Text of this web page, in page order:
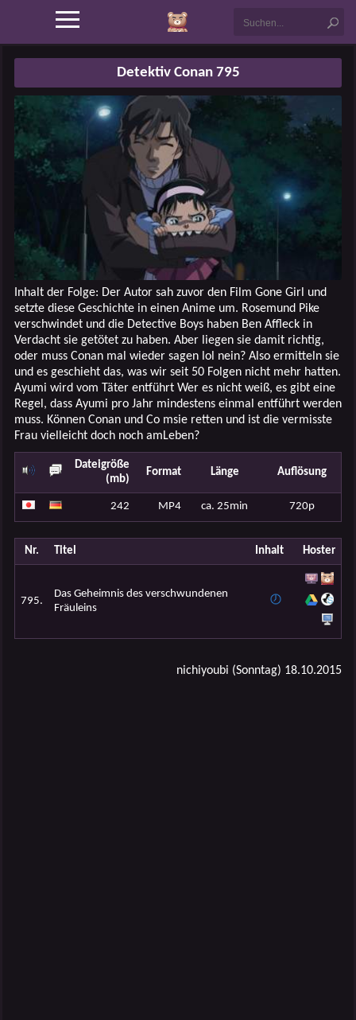
Detektiv Conan 795
Inhalt der Folge: Der Autor sah zuvor den Film Gone Girl und
setzte diese Geschichte in einen Anime um. Rosemund Pike
verschwindet und die Detective Boys haben Ben Affleck in
Verdacht sie getötet zu haben. Aber liegen sie damit richtig,
oder muss Conan mal wieder sagen lol nein? Also ermitteln sie
und es geschieht das, was wir seit 50 Folgen nicht mehr hatten.
Ayumi wird vom Täter entführt Wer es nicht weiß, es gibt eine
Regel, dass Ayumi pro Jahr mindestens einmal entführt werden
muss. Können Conan und Co msie retten und ist die vermisste
Frau vielleicht doch noch amLeben?
Dateigröße
(mb)
Format Länge Auflösung
242 MP4 ca. 25min 720p
Nr. Titel Inhalt Hoster
795.
Das Geheimnis des verschwundenen
Fräuleins
nichiyoubi (Sonntag) 18.10.2015